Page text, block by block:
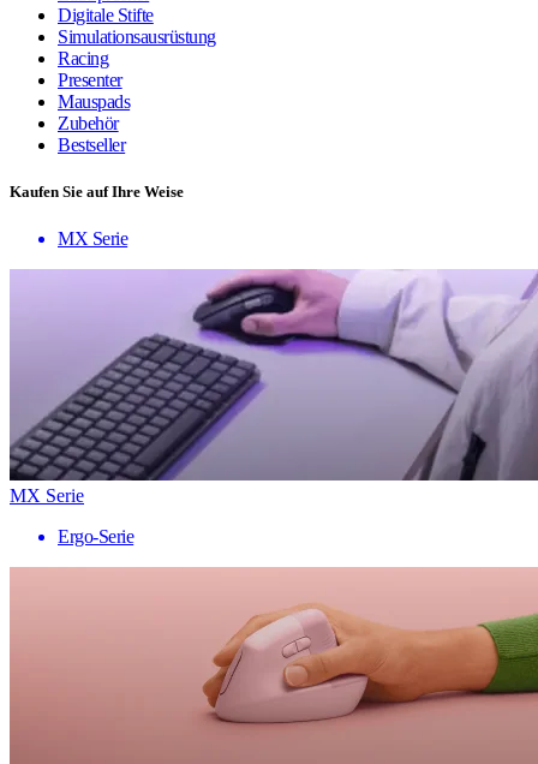
Digitale Stifte
Simulationsausrüstung
Racing
Presenter
Mauspads
Zubehör
Bestseller
Kaufen Sie auf Ihre Weise
MX Serie
MX Serie
Ergo-Serie